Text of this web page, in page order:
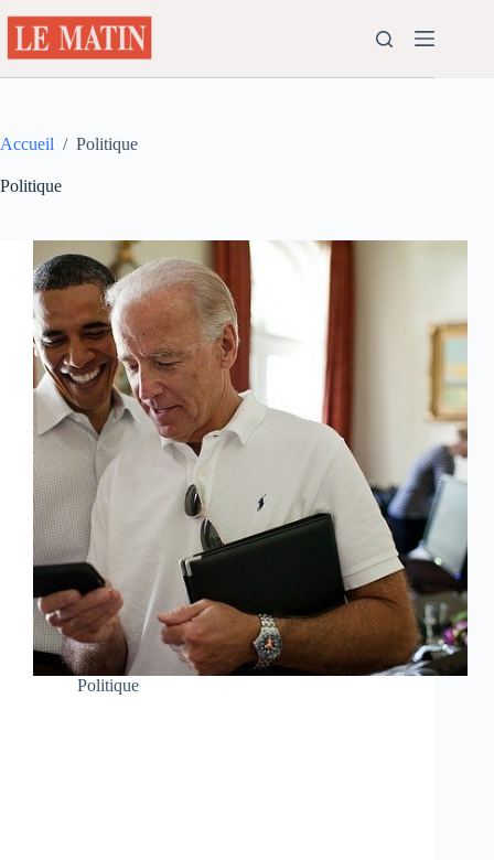
au
contenu
Accueil / Politique
Politique
Politique